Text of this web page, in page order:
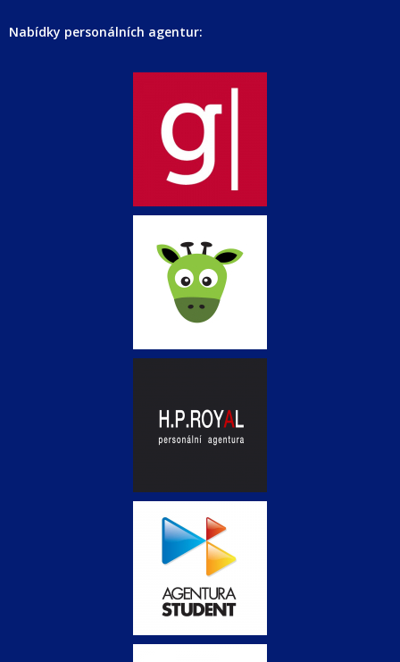
Nabídky personálních agentur: